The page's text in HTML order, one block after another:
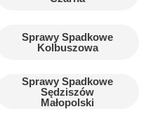
Sprawy Spadkowe
Kolbuszowa
Sprawy Spadkowe
Sędziszów
Małopolski